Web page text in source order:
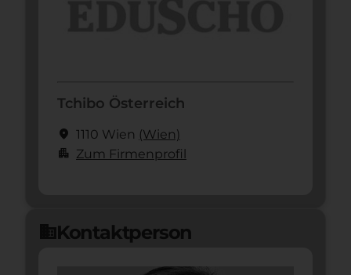
Tchibo Österreich
location_on 1110 Wien (Wien)
apartment Zum Firmenprofil
domainKontaktperson